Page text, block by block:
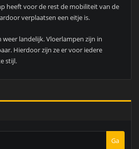
heeft voor de rest de mobiliteit van de
verplaatsen een eitje is.
landelijk. Vloerlampen zijn in
Hierdoor zijn ze er voor iedere
stijl.
Ga